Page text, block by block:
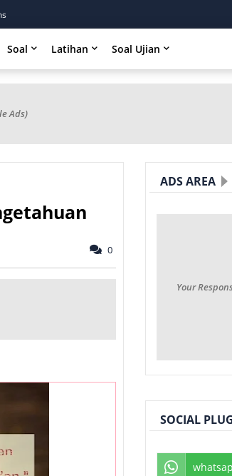
Soal Latihan Soal Ujian
Ads)
0
ADS AREA
Your
SOCIAL